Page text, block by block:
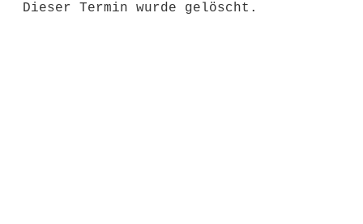
Dieser Termin wurde gelöscht.